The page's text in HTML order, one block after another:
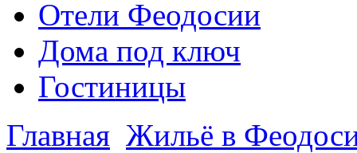
Отели Феодосии
Дома под ключ
Гостиницы
Главная Жильё в